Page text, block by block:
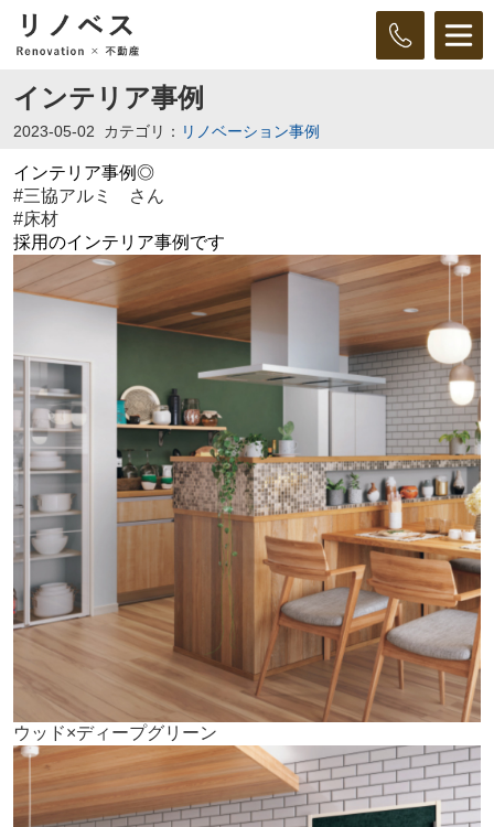
インテリア事例
2023-05-02 カテゴリ： リノベーション事例
インテリア事例◎
#三協アルミ さん
#床材
採用のインテリア事例です
ウッド×ディープグリーン